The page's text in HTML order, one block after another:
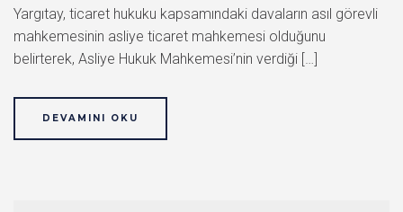
Yargıtay, ticaret hukuku kapsamındaki davaların asıl görevli
mahkemesinin asliye ticaret mahkemesi olduğunu
belirterek, Asliye Hukuk Mahkemesi’nin verdiği […]
DEVAMINI OKU